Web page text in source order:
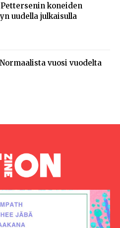
koneiden
uudella julkaisulla
Normaalista vuosi vuodelta